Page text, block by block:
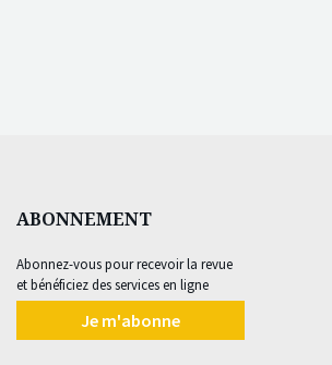
ABONNEMENT
Abonnez-vous pour recevoir la revue
et bénéficiez des services en ligne
Je m'abonne